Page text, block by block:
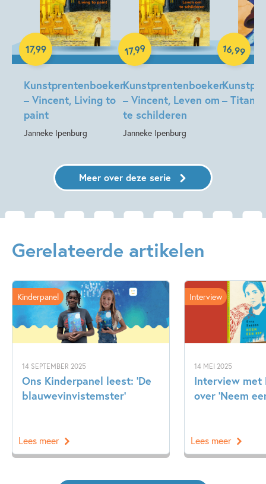
Kunstprentenboeken
– Vincent, Living to
paint
Janneke Ipenburg
17,99
Hardcover
Kunstprentenboeken
– Vincent, Leven om
te schilderen
Janneke Ipenburg
17,99
Hardcover
– Titanic
16,99
Hardcover
Meer over deze serie
Gerelateerde artikelen
14 SEPTEMBER 2025
Ons Kinderpanel leest: ‘De
blauwevinvistemster’
Kinderpanel
Lees meer
14 MEI 2025
Interview met
over ‘Neem
Interview
Lees meer